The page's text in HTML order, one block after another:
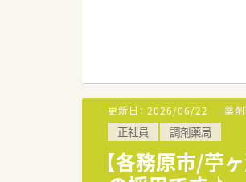
常時2名体
最寄りバ
＼ こんな会
■自主性と
■店舗ごと、
「○○店の
ご希望に応
■各店舗を
更新日： 2026/06/22 薬剤
正社員 調剤薬局
【各務原市/苧